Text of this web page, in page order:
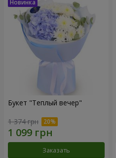
Букет "Теплый вечер"
1 374 грн
Заказать